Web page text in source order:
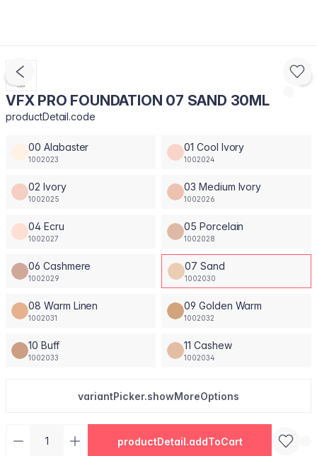
VFX PRO FOUNDATION 07 SAND 30ML
productDetail.code
00 Alabaster
1002023
01 Cool Ivory
1002024
02 Ivory
1002025
03 Medium Ivory
1002026
04 Ecru
1002027
05 Porcelain
1002028
06 Cashmere
1002029
07 Sand
1002030
08 Warm Linen
1002031
09 Golden Warm
1002032
10 Buff
1002033
11 Cashew
1002034
variantPicker.showMoreOptions
productDetail.addToCart